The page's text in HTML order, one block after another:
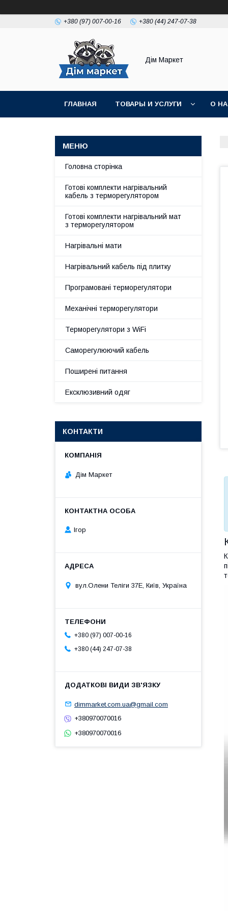
+380 (97) 007-00-16 +380 (44) 247-07-38
Дім Маркет
ГЛАВНАЯ ТОВАРЫ И УСЛУГИ О
Головна сторінка
Готові комплекти нагрівальний
кабель з терморегулятором
Готові комплекти нагрівальний мат
з терморегулятором
Нагрівальні мати
Нагрівальний кабель під плитку
Програмовані терморегулятори
Механічні терморегулятори
Терморегулятори з WiFi
Саморегулюючий кабель
Поширені питання
Ексклюзивний одяг
КОНТАКТИ
Дім Маркет
Ігор
вул.Олени Теліги 37Е, Київ, Україна
+380 (97) 007-00-16
+380 (44) 247-07-38
dimmarket.com.ua@gmail.com
+380970070016
+380970070016